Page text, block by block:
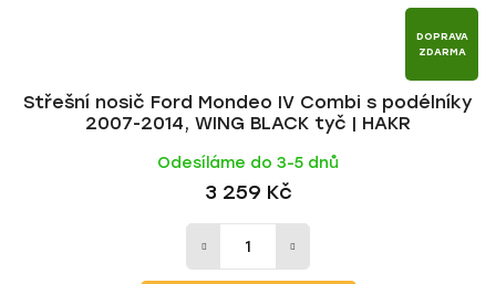
DOPRAVA
ZDARMA
Střešní nosič Ford Mondeo IV Combi s podélníky
2007-2014, WING BLACK tyč | HAKR
Odesíláme do 3-5 dnů
3 259 Kč